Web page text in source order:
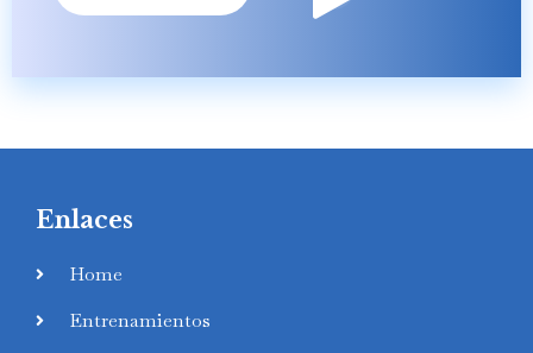
Enlaces
Home
Entrenamientos